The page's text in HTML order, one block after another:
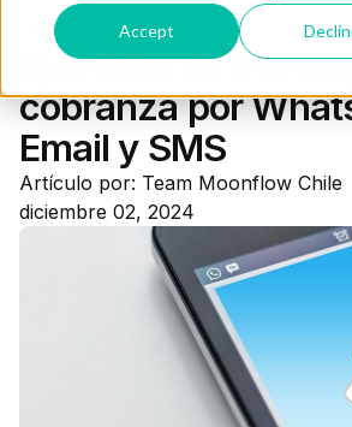
Accept
Cobranzas
Ejemplos de
cobranza por
Email y SMS
Artículo por: Team Moonflow Chile
diciembre 02, 2024